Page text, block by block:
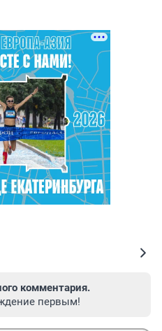
комментария.
первым!